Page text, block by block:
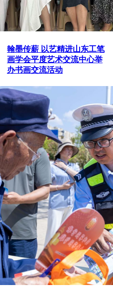
翰墨传薪 以艺精进山东工笔
画学会平度艺术交流中心举
办书画交流活动